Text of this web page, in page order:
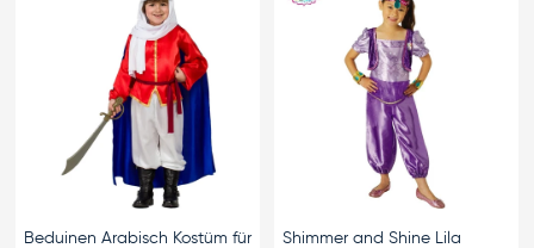
Beduinen Arabisch Kostüm für
Shimmer and Shine Lila